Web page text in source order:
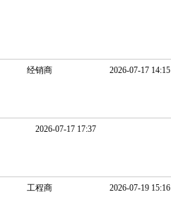
经销商 2026-07-17 14:15
2026-07-17 17:37
工程商 2026-07-19 15:16